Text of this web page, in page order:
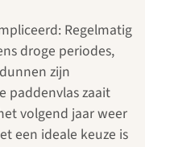
Regelmatig
droge periodes,
zijn
paddenvlas zaait
volgend jaar weer
een ideale keuze is